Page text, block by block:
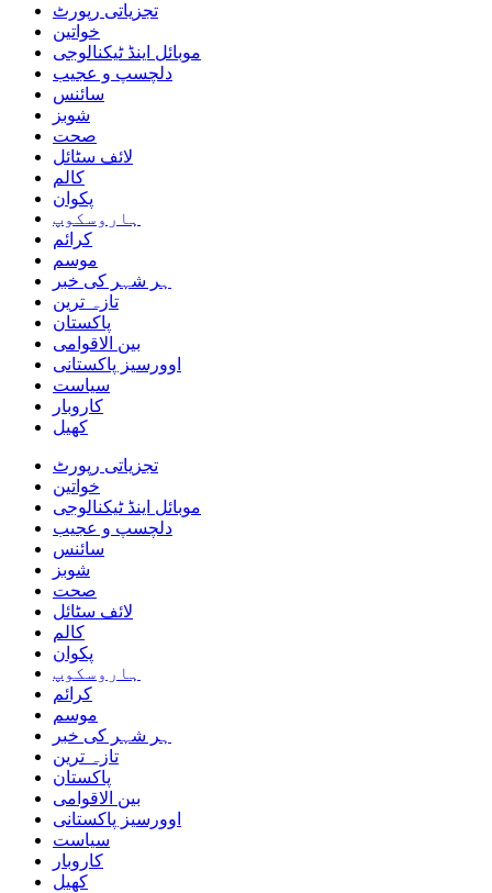
تجزیاتی رپورٹ
خواتین
موبائل اینڈ ٹیکنالوجی
دلچسپ و عجیب
سائنس
شوبز
صحت
لائف سٹائل
کالم
پکوان
ہاروسکوپ
کرائم
موسم
ہر شہر کی خبر
تازہ ترین
پاکستان
بین الاقوامی
اوورسیز پاکستانی
سیاست
کاروبار
کھیل
تجزیاتی رپورٹ
خواتین
موبائل اینڈ ٹیکنالوجی
دلچسپ و عجیب
سائنس
شوبز
صحت
لائف سٹائل
کالم
پکوان
ہاروسکوپ
کرائم
موسم
ہر شہر کی خبر
تازہ ترین
پاکستان
بین الاقوامی
اوورسیز پاکستانی
سیاست
کاروبار
کھیل